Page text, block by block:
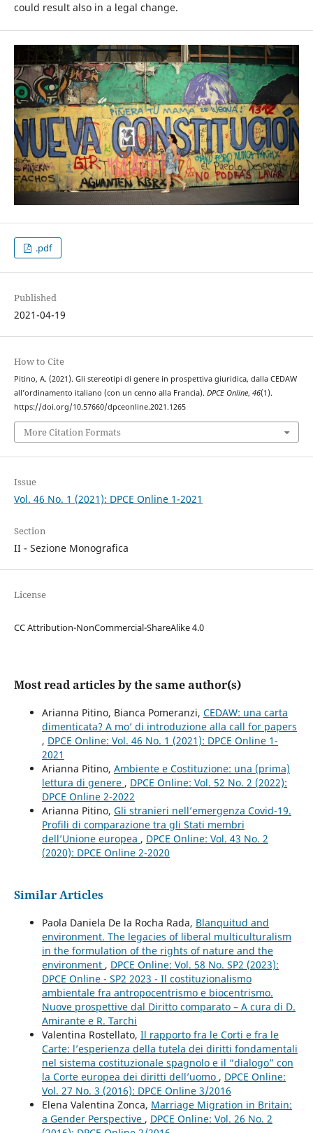
could result also in a legal change.
.pdf
Published
2021-04-19
How to Cite
Pitino, A. (2021). Gli stereotipi di genere in prospettiva giuridica, dalla CEDAW
all’ordinamento italiano (con un cenno alla Francia). DPCE Online, 46(1).
https://doi.org/10.57660/dpceonline.2021.1265
More Citation Formats
Issue
Vol. 46 No. 1 (2021): DPCE Online 1-2021
Section
II - Sezione Monografica
License
CC Attribution-NonCommercial-ShareAlike 4.0
Most read articles by the same author(s)
Arianna Pitino, Bianca Pomeranzi, CEDAW: una carta
dimenticata? A mo’ di introduzione alla call for papers
, DPCE Online: Vol. 46 No. 1 (2021): DPCE Online 1-
2021
Arianna Pitino, Ambiente e Costituzione: una (prima)
lettura di genere , DPCE Online: Vol. 52 No. 2 (2022):
DPCE Online 2-2022
Arianna Pitino, Gli stranieri nell’emergenza Covid-19.
Profili di comparazione tra gli Stati membri
dell’Unione europea , DPCE Online: Vol. 43 No. 2
(2020): DPCE Online 2-2020
Similar Articles
Paola Daniela De la Rocha Rada, Blanquitud and
environment. The legacies of liberal multiculturalism
in the formulation of the rights of nature and the
environment , DPCE Online: Vol. 58 No. SP2 (2023):
DPCE Online - SP2 2023 - Il costituzionalismo
ambientale fra antropocentrismo e biocentrismo.
Nuove prospettive dal Diritto comparato – A cura di D.
Amirante e R. Tarchi
Valentina Rostellato, Il rapporto fra le Corti e fra le
Carte: l’esperienza della tutela dei diritti fondamentali
nel sistema costituzionale spagnolo e il “dialogo” con
la Corte europea dei diritti dell’uomo , DPCE Online:
Vol. 27 No. 3 (2016): DPCE Online 3/2016
Elena Valentina Zonca, Marriage Migration in Britain:
a Gender Perspective , DPCE Online: Vol. 26 No. 2